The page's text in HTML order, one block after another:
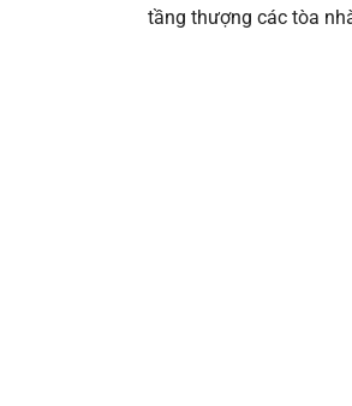
tầng thượng các tòa